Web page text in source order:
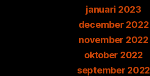
januari 2023
december 2022
november 2022
oktober 2022
september 2022